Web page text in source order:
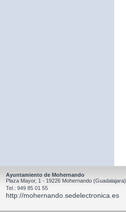
Ayuntamiento de Mohernando
Plaza Mayor, 1 - 19226 Mohernando (Guadalajara)
Tel.: 949 85 01 55
http://mohernando.sedelectronica.es